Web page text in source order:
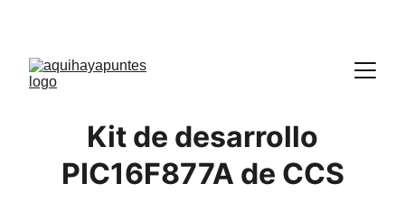
Kit de desarrollo
PIC16F877A de CCS